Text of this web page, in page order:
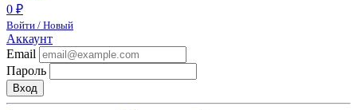
0 ₽
Войти / Новый
Аккаунт
Email
Пароль
Вход